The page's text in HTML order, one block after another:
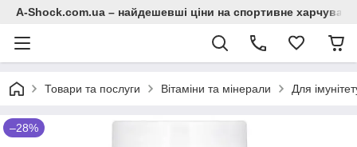
A-Shock.com.ua – найдешевші ціни на спортивне
Товари та послуги Вітаміни та мінерали Для
–28%